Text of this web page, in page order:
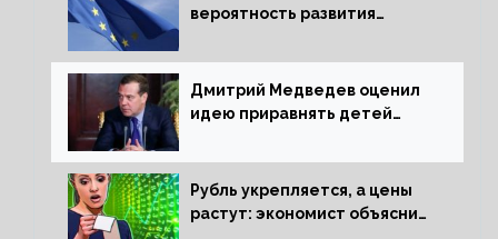
вероятность развития
Дмитрий Медведев оценил
идею приравнять детей
Рубль укрепляется, а цены
растут: экономист объяснил